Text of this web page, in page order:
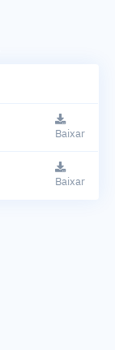
Baixar
Baixar